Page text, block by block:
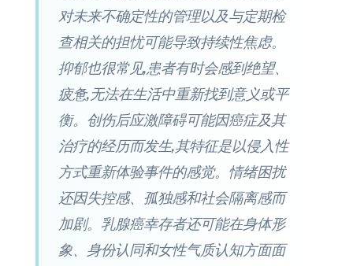
对未来不确定性的管理以及与定期检
查相关的担忧可能导致持续性焦虑。
抑郁也很常见,患者有时会感到绝望、
疲惫,无法在生活中重新找到意义或平
衡。创伤后应激障碍可能因癌症及其
治疗的经历而发生,其特征是以侵入性
方式重新体验事件的感觉。情绪困扰
还因失控感、孤独感和社会隔离感而
加剧。乳腺癌幸存者还可能在身体形
象、身份认同和女性气质认知方面面